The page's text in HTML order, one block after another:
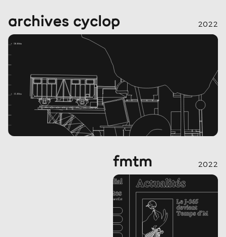
archives cyclop 2022
fmtm 2022